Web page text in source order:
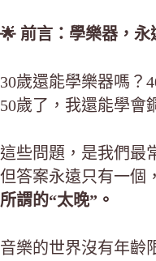
🌟 前言：學樂器，永
30歲還能學樂器嗎？
50歲了，我還能學會
這些問題，是我們最
但答案永遠只有一個，
所謂的“太晚”。
音樂的世界沒有年齡